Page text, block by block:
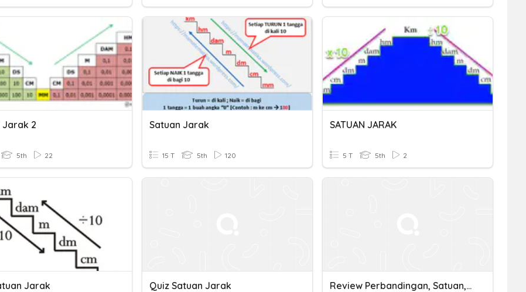
Jarak 2
5th 22
Satuan Jarak
15 T 5th 120
SATUAN JARAK
5 T 5th 2
Jarak Quiz Satuan Jarak Review Perbandingan, Satuan, Jarak, Kecepatan Dan Waktu